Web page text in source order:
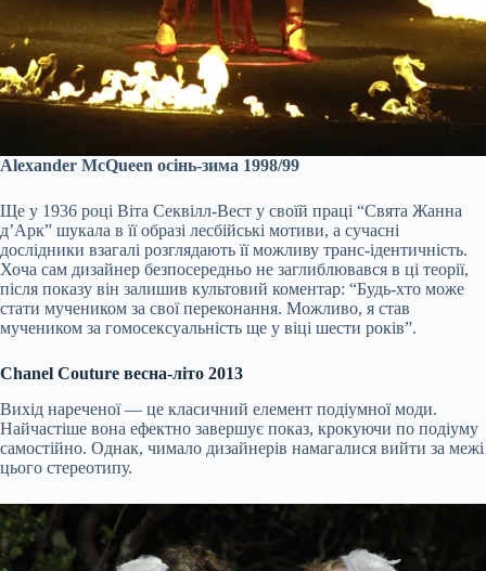
Alexander McQueen осінь-зима 1998/99
Ще у 1936 році Віта Секвілл-Вест у своїй праці “Свята Жанна
д’Арк” шукала в її образі лесбійські мотиви, а сучасні
дослідники взагалі розглядають її можливу транс-ідентичність.
Хоча сам дизайнер безпосередньо не заглиблювався в ці теорії,
після показу він залишив культовий коментар: “Будь-хто може
стати мучеником за свої переконання. Можливо, я став
мучеником за гомосексуальність ще у віці шести років”.
Chanel Couture весна-літо 2013
Вихід нареченої — це класичний елемент подіумної моди.
Найчастіше вона ефектно завершує показ, крокуючи по подіуму
самостійно. Однак, чимало дизайнерів намагалися вийти за межі
цього стереотипу.